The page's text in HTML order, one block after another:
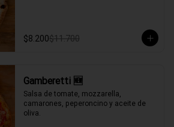
$8.200$11.700
Gamberetti 🆕
Salsa de tomate, mozzarella,
camarones, peperoncino y aceite de
oliva.